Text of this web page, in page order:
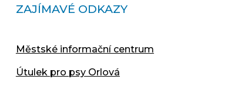
ZAJÍMAVÉ ODKAZY
Městské informační centrum
Útulek pro psy Orlová